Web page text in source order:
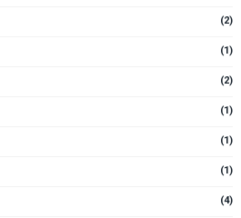
(2)
(1)
(2)
(1)
(1)
(1)
(4)